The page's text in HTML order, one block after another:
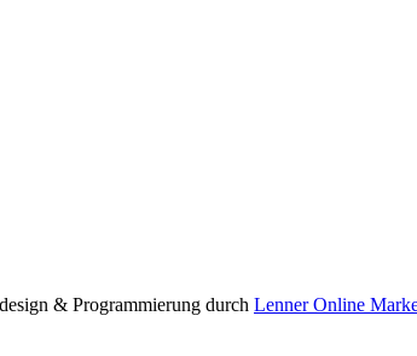
& Programmierung durch Lenner Online